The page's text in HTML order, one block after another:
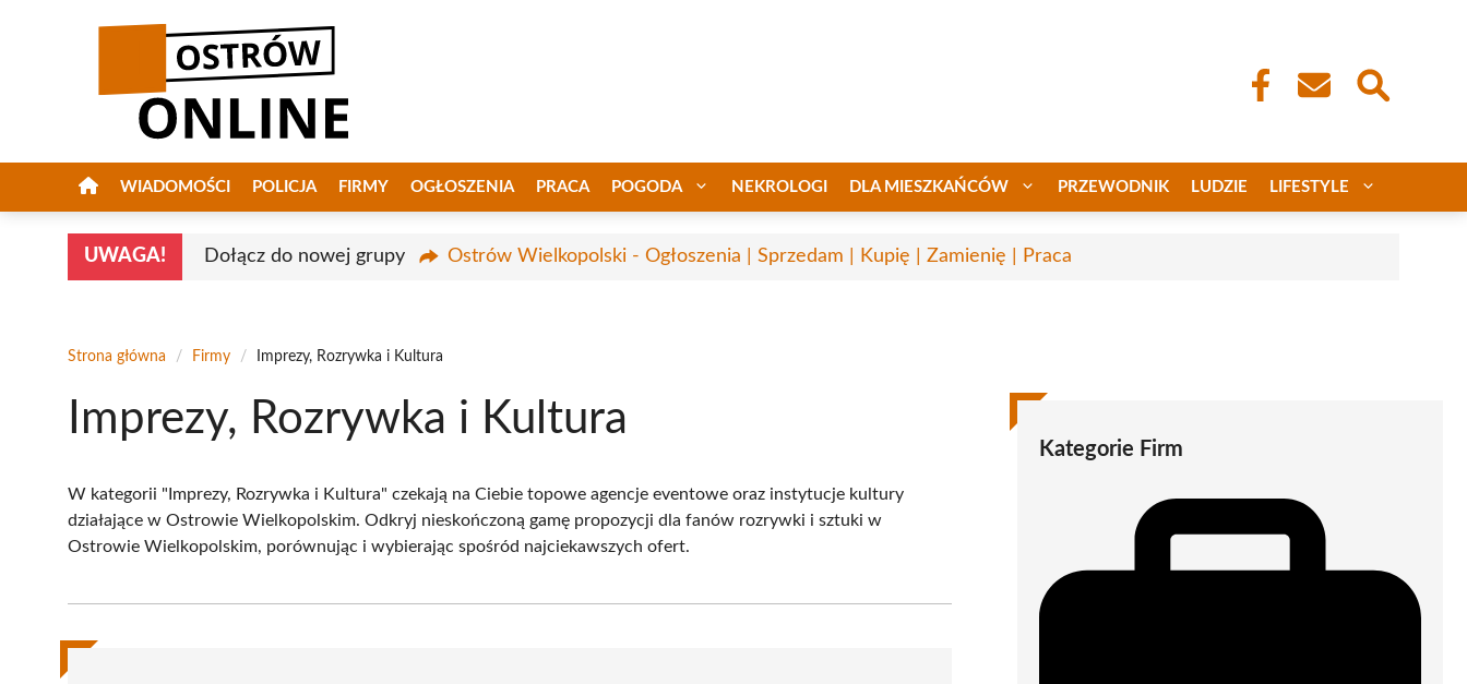
WIADOMOŚCI POLICJA FIRMY OGŁOSZENIA PRACA POGODA NEKROLOGI DLA MIESZKAŃCÓW PRZEWODNIK LUDZIE LIFESTYLE
UWAGA! Dołącz do nowej grupy Ostrów Wielkopolski - Ogłoszenia | Sprzedam | Kupię | Zamienię | Praca
Strona główna / Firmy / Imprezy, Rozrywka i Kultura
Imprezy, Rozrywka i Kultura
W kategorii "Imprezy, Rozrywka i Kultura" czekają na Ciebie topowe agencje eventowe oraz instytucje kultury
działające w Ostrowie Wielkopolskim. Odkryj nieskończoną gamę propozycji dla fanów rozrywki i sztuki w
Ostrowie Wielkopolskim, porównując i wybierając spośród najciekawszych ofert.
Kategorie Firm